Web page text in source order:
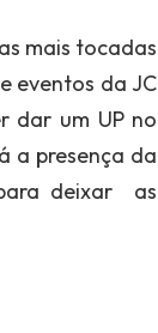
mais tocadas
eventos da JC
dar um UP no
a presença da
deixar as